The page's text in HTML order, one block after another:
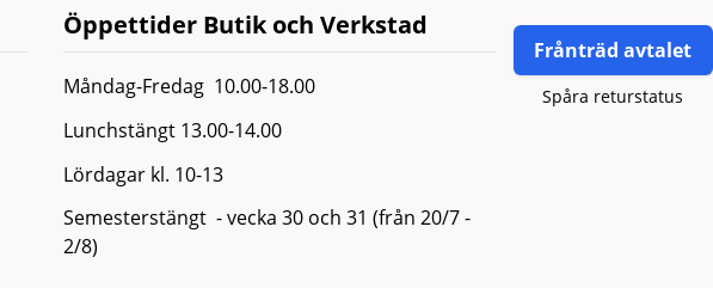
Öppettider Butik och Verkstad
Måndag-Fredag 10.00-18.00
Lunchstängt 13.00-14.00
Lördagar kl. 10-13
Semesterstängt - vecka 30 och 31 (från 20/7 -
2/8)
Frånträd avtalet
Spåra returstatus